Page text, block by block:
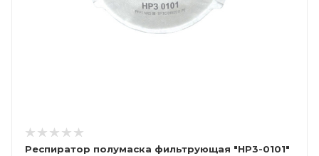
Респиратор полумаска фильтрующая "НР3-0101"